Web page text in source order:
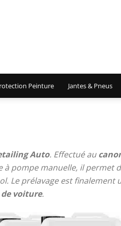
Peinture Jantes & Pneus
Auto. Effectué au
pompe manuelle, il permet
Le prélavage est
voiture.